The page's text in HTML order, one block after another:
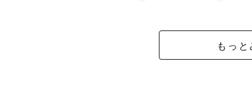
おすすめの場所をこちらにまとめてい
もっと